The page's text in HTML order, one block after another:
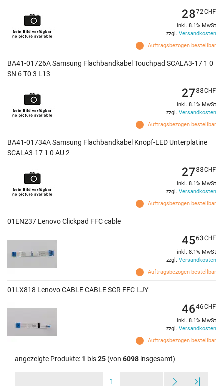
Auftragsbezogen bestellbar
2872CHF
inkl. 8.1% MwSt
zzgl. Versandkosten
BA41-01726A Samsung Flachbandkabel Touchpad SCALA3-17 1 0
SN 6 T0 3 L13
Auftragsbezogen bestellbar
2788CHF
inkl. 8.1% MwSt
zzgl. Versandkosten
BA41-01734A Samsung Flachbandkabel Knopf-LED Unterplatine
SCALA3-17 1 0 AU 2
Auftragsbezogen bestellbar
2788CHF
inkl. 8.1% MwSt
zzgl. Versandkosten
01EN237 Lenovo Clickpad FFC cable
Auftragsbezogen bestellbar
4563CHF
inkl. 8.1% MwSt
zzgl. Versandkosten
01LX818 Lenovo CABLE CABLE SCR FFC LJY
Auftragsbezogen bestellbar
4646CHF
inkl. 8.1% MwSt
zzgl. Versandkosten
angezeigte Produkte: 1 bis25 (von 6098 insgesamt)
1